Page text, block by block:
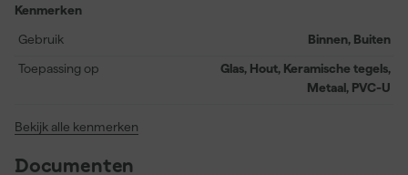
projecten die snel afgerond moeten worden. Met een verbruik
veelzijdig inzetbaar is, maar bovendien zowel binnen als buiten
een uitstekende hechting biedt.
Kenmerken
Gebruik
Binnen, Buiten
Toepassing op
Glas, Hout, Keramische tegels,
Metaal, PVC-U
Bekijk alle kenmerken
Documenten